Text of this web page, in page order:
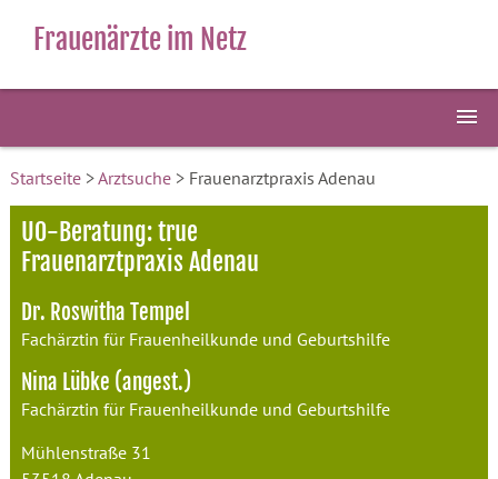
Frauenärzte im Netz
Startseite>Arztsuche> Frauenarztpraxis Adenau
U0-Beratung: true
Frauenarztpraxis Adenau
Dr. Roswitha Tempel
Fachärztin für Frauenheilkunde und Geburtshilfe
Nina Lübke (angest.)
Fachärztin für Frauenheilkunde und Geburtshilfe
Mühlenstraße 31